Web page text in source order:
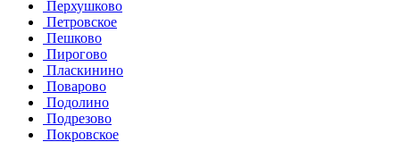
Перхушково
Петровское
Пешково
Пирогово
Пласкинино
Поварово
Подолино
Подрезово
Покровское